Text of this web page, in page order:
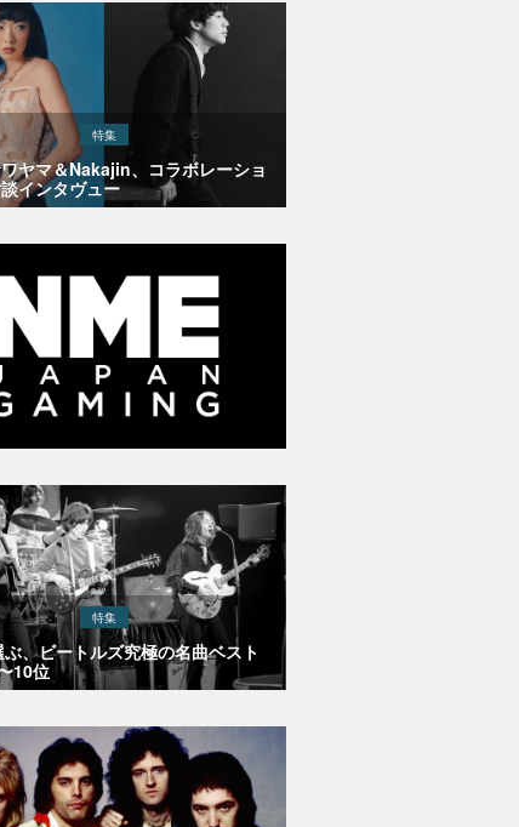
特集
ヤマ＆Nakajin、コラボレーショ
インタヴュー
特集
、ビートルズ究極の名曲ベスト
10位